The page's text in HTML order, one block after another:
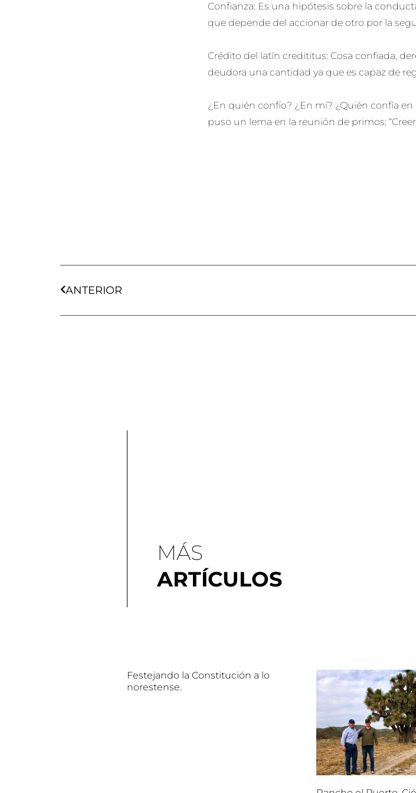
Confianza: Es una hipótesis sobre la
que depende del accionar de otro por la
Crédito del latín credititus: Cosa confiada,
deudora una cantidad ya que es capaz de
¿En quién confío? ¿En mí? ¿Quién confía
puso un lema en la reunión de primos:
ANTERIOR
MÁS
ARTÍCULOS
Festejando la Constitución a lo
norestense.